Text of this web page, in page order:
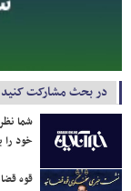
در بحث مشارکت کنید
شما
خود را
قوه